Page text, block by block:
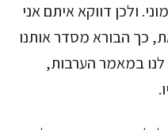
ולכן דווקא איתם אני
כך הבורא מסדר אותנו
במאמר הערבות,